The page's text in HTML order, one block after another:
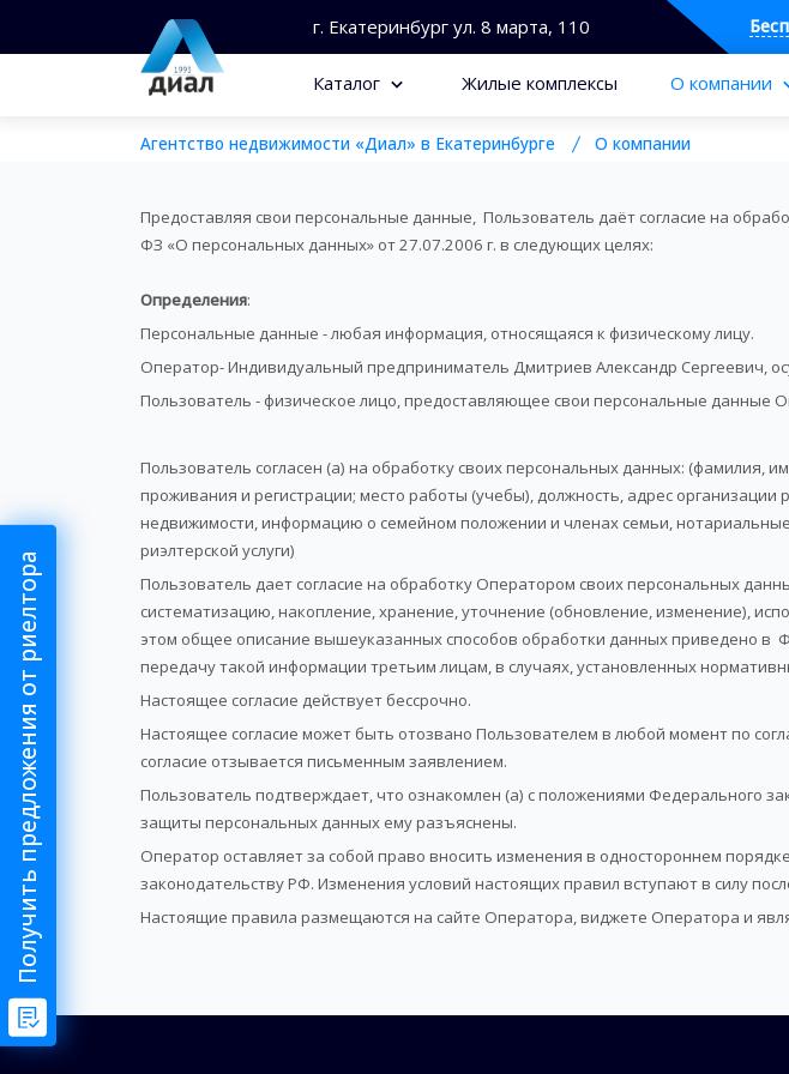
г. Екатеринбург ул. 8 марта, 110
Каталог Жилые комплексы О компании
Агентство недвижимости «Диал» в Екатеринбурге О компании
Предоставляя свои персональные данные, Пользователь даёт согласие на
ФЗ «О персональных данных» от 27.07.2006 г. в следующих целях:
Определения:
Персональные данные - любая информация, относящаяся к физическому лицу.
Оператор​- Индивидуальный предприниматель Дмитриев Александр Сергеевич,
Пользователь - физическое лицо, предоставляющее свои персональные данные
Пользователь согласен (а) на обработку своих персональных данных: (фамилия,
проживания и регистрации; место работы (учебы), должность, адрес
недвижимости, информацию о семейном положении и членах семьи,
риэлтерской услуги)
Пользователь дает согласие на обработку Оператором своих персональных
систематизацию, накопление, хранение, уточнение (обновление, изменение),
этом общее описание вышеуказанных способов обработки данных приведено
передачу такой информации третьим лицам, в случаях, установленных
Настоящее согласие действует бессрочно.
Настоящее согласие может быть отозвано Пользователем в любой момент по
согласие отзывается письменным заявлением.
Пользователь подтверждает, что ознакомлен (а) с положениями Федерального
защиты персональных данных ему разъяснены.
Оператор оставляет за собой право вносить изменения в одностороннем
законодательству РФ. Изменения условий настоящих правил вступают в силу
Настоящие правила размещаются на сайте Оператора, виджете Оператора и
Получить предложения от риелтора